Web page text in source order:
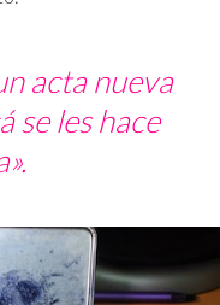
acta nueva
se les hace